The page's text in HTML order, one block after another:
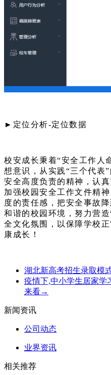
►定位分析-定位数据
校安成长秉着“安全工作人
想意识，从实践“三个代表
安全高度负责的精神，认
加强校园安全工作文件精
度的责任感，把安全事故
和谐的校园环境，努力营造
全文化氛围，以保障学校
康成长！
湖北新高考招生录取模
疫情下,中小学生居家学
来看→
新闻资讯
公司动态
业界资讯
相关推荐